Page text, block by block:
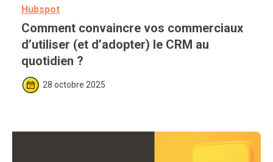
Hubspot
Comment convaincre vos commerciaux
d’utiliser (et d’adopter) le CRM au
quotidien ?
28 octobre 2025